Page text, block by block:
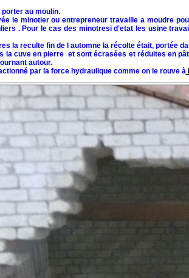
au moulin.
le minotier ou entrepreneur travaille a moudre
. Pour le cas des minotresi d'etat les usine
la reculte fin de l automne la récolte était, portée
la cuve en pierre et sont écrasées et réduites en
autour.
par la force hydraulique comme on le rouve à